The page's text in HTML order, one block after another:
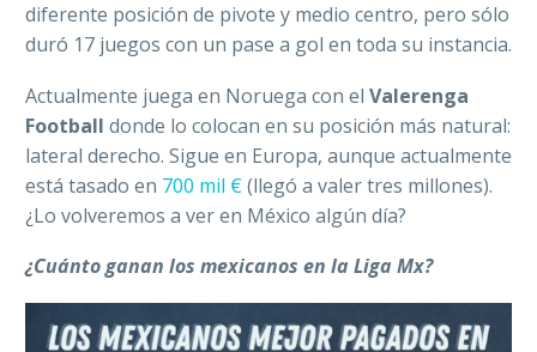
diferente posición de pivote y medio centro, pero sólo
duró 17 juegos con un pase a gol en toda su instancia.
Actualmente juega en Noruega con el Valerenga
Football donde lo colocan en su posición más natural:
lateral derecho. Sigue en Europa, aunque actualmente
está tasado en 700 mil €(llegó a valer tres millones).
¿Lo volveremos a ver en México algún día?
¿Cuánto ganan los mexicanos en la Liga Mx?